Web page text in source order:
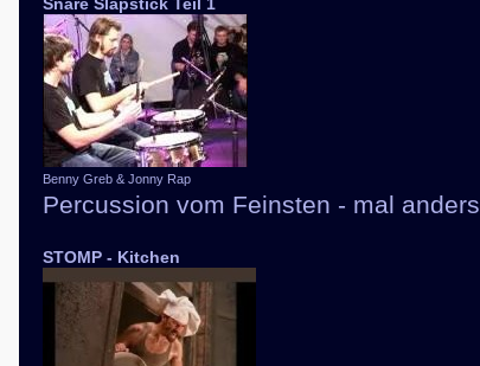
Benny Greb & Jonny Rap
Percussion vom Feinsten - mal anders
STOMP - Kitchen